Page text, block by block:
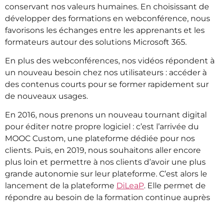
conservant nos valeurs humaines. En choisissant de
développer des formations en webconférence, nous
favorisons les échanges entre les apprenants et les
formateurs autour des solutions Microsoft 365.
En plus des webconférences, nos vidéos répondent à
un nouveau besoin chez nos utilisateurs : accéder à
des contenus courts pour se former rapidement sur
de nouveaux usages.
En 2016, nous prenons un nouveau tournant digital
pour éditer notre propre logiciel : c’est l’arrivée du
MOOC Custom, une plateforme dédiée pour nos
clients. Puis, en 2019, nous souhaitons aller encore
plus loin et permettre à nos clients d’avoir une plus
grande autonomie sur leur plateforme. C’est alors le
lancement de la plateforme DiLeaP. Elle permet de
répondre au besoin de la formation continue auprès